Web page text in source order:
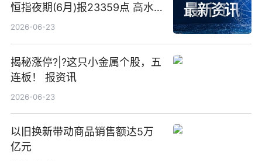
恒指夜期(6月)报23359点 高水
23点
2026-06-23
揭秘涨停?|?这只小金属个股，五
连板！ 报资讯
2026-06-23
以旧换新带动商品销售额达5万
亿元